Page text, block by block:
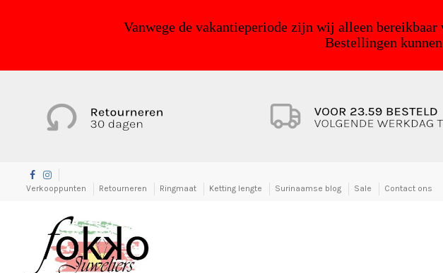
Vanwege de vakantieperiode zijn wij alleen
Bestellingen
Verkooppunten Retourneren Ringmaat Ketting lengte Surinaamse blog Sale Contact ons